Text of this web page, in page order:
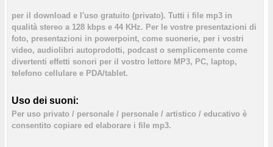
per il download e l'uso gratuito (privato). Tutti i file mp3 in
qualità stereo a 128 kbps e 44 KHz. Per le vostre presentazioni di
foto, presentazioni in powerpoint, come suonerie, per i vostri
video, audiolibri autoprodotti, podcast o semplicemente come
divertenti effetti sonori per il vostro lettore MP3, PC, laptop,
telefono cellulare e PDA/tablet.
Uso dei suoni:
Per uso privato / personale / personale / artistico / educativo è
consentito copiare ed elaborare i file mp3.